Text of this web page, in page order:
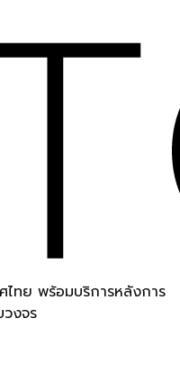
ไทย พร้อมบริการหลังการ
งจร